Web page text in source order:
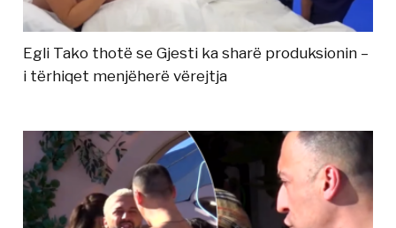
Egli Tako thotë se Gjesti ka sharë produksionin –
i tërhiqet menjëherë vërejtja